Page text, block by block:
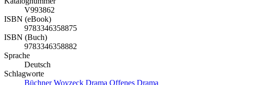
V993862
ISBN (eBook)
9783346358875
ISBN (Buch)
9783346358882
Sprache
Deutsch
Schlagworte
Büchner Woyzeck Drama Offenes Drama